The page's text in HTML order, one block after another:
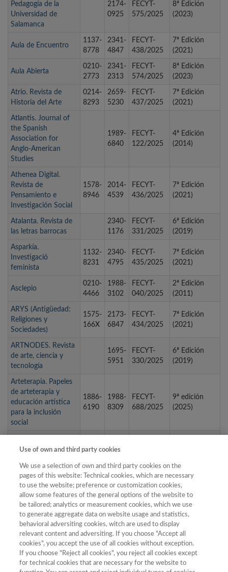
Pedagogía de la
Universidad de
Salamanca
2174-
0925
FECYT-
575/2025
8ª Edición
(2023)
Aula de Encuentro
1137-
8778
2341-
4847
FECYT-
438/2025
7ª Edición
(2021)
Aula Abierta
0210-
2773
2341-
2313
FECYT-
574/2025
8ª Edición
(2023)
Atrio. Revista de
Historia del Arte
0214-
8293
2659-
5230
FECYT-
437/2025
7ª Edición
(2021)
Atlantis. Journal of
the Spanish
Association for
Anglo-American
Studies
1989-
6840
FECYT-
122/2025
4ª Edición
(2014)
Athenea Digital.
Revista de
Pensamiento e
Investigación Social
1578-
8946
2014-
4539
FECYT-
436/2025
7ª Edición
(2021)
Atalanta. Revista de
las letras barrocas
2340-
1176
FECYT-
331/2025
6ª Edición
(2019)
Asparkía.
Investigació
feminista
1132-
8231
2340-
4795
FECYT-
435/2025
7ª Edición
(2021)
Asclepio
0210-
4466
1988-
3102
FECYT-
040/2025
2ª Edición
(2011)
ARYS (Antigüedad:
Religiones y
Sociedades)
1575-
166X
2173-
6847
FECYT-
434/2025
7ª Edición
(2021)
ARTNODES. Revista
de arte, ciencia y
tecnología
1695-
5951
FECYT-
330/2025
6ª Edición
(2019)
Arteterapia. Papeles
de arteterapia y
educación artística
para la inclusión
social
1886-
6190
1988-
8309
FECYT-
688/2025
9ª edición
(2025)
REVISTA DE
LA CIENCIA Y LA
TECNOLOGÍA
1989-
3612
571/2025
(2023)
Arte, Individuo y
Sociedad
1988-
2408
FECYT-
121/2025
4ª Edición
(2014)
Arte y Políticas de
Identidad
1989-
8452
FECYT-
432/2025
7ª Edición
(2021)
« primera … 16 17 19
Use of own and third party cookies
We use a selection of own and third party cookies on the
pages of this website: Technical cookies, which are necessary
to use the website; preference or customization cookies,
allow some features of the general options of the website to
be tailored; analytics or measurement cookies, which we use
to generate aggregate data on website usage and statistics,
behavioral adversiting cookies, witch are used to display
relevant content and adversiting. If you choose "Accept all
cookies", you accept the use of all cookies without exception.
If you choose "Reject all cookies", you reject all cookies except
for technical cookies that are necessary for the website to